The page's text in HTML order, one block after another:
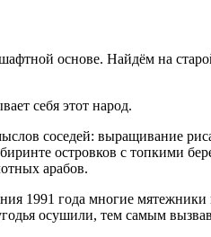
основе. Найдём на
себя этот народ.
соседей: выращивание
островков с топкими
арабов.
1991 года многие
осушили, тем самым